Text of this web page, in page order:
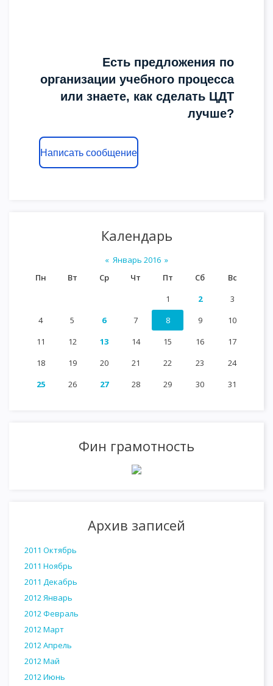
Есть предложения по
организации учебного процесса
или знаете, как сделать ЦДТ
лучше?
Написать сообщение
Календарь
« Январь 2016 »
Пн
Вт Ср Чт Пт Сб
Вс
1
2
3
4
5 6 7 8 9
10
11
12 13 14 15 16
17
18
19 20 21 22 23
24
25
26 27 28 29 30 31
Фин грамотность
Архив записей
2011 Октябрь
2011 Ноябрь
2011 Декабрь
2012 Январь
2012 Февраль
2012 Март
2012 Апрель
2012 Май
2012 Июнь